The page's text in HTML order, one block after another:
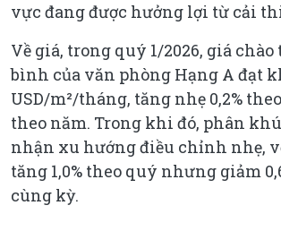
vực đang được hưởng lợi từ cải
Về giá, trong quý 1/2026, giá
bình của văn phòng Hạng A đạt
USD/m²/tháng, tăng nhẹ 0,2%
theo năm. Trong khi đó, phân
nhận xu hướng điều chỉnh nhẹ,
tăng 1,0% theo quý nhưng giảm
cùng kỳ.